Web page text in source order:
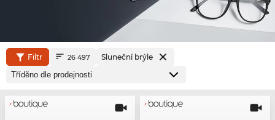
Filtr 26 497 Sluneční brýle